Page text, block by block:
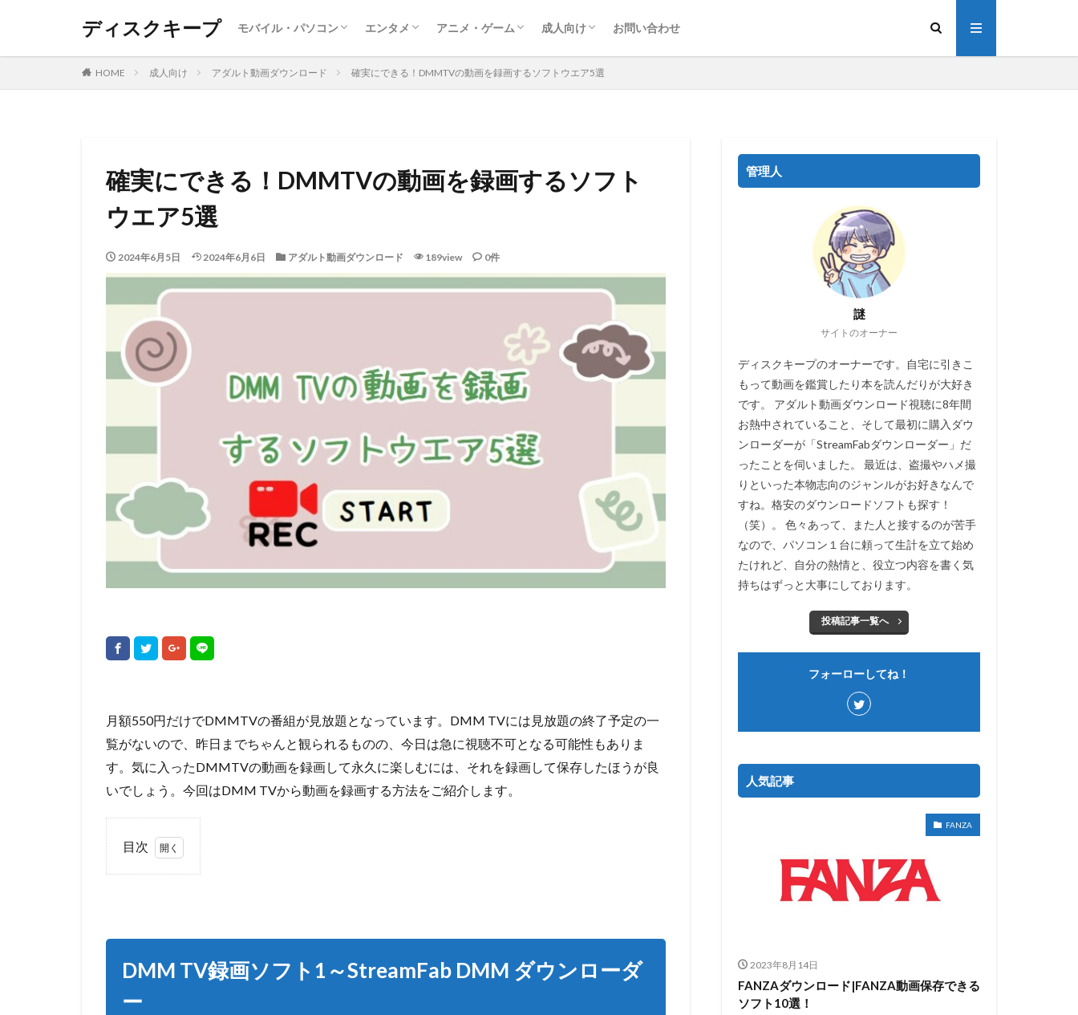
ディスクキープ モバイル・パソコン
Android
Iphone ・Ipad
SNS
レポート
Windows
MAC
DVD・BD
エンタメ
映画
ドラマ
レポート
音楽
動画配信サービス
アニメ・ゲーム
漫画
ゲーム
アニメ
成人向け
アダルト動画ダウンロード
アダルトサイト情報
FANZA
お問い合わせ
HOME 成人向け アダルト動画ダウンロード 確実にできる！DMMTVの動画を録画するソフトウエア5選
確実にできる！DMMTVの動画を録画するソフト
ウエア5選
2024年6月5日 2024年6月6日 アダルト動画ダウンロード 189view 0件
月額550円だけでDMMTVの番組が見放題となっています。DMM TVには見放題の終了予定の一
覧がないので、昨日までちゃんと観られるものの、今日は急に視聴不可となる可能性もありま
す。気に入ったDMMTVの動画を録画して永久に楽しむには、それを録画して保存したほうが良
いでしょう。今回はDMM TVから動画を録画する方法をご紹介します。
目次
DMM ダウ
1.1
DMM TV録画ソフト1～StreamFab DMM ダウンローダ
ー
管理人
謎
サイトのオーナー
ディスクキープのオーナーです。自宅に引きこ
もって動画を鑑賞したり本を読んだりが大好き
です。 アダルト動画ダウンロード視聴に8年間
お熱中されていること、そして最初に購入ダウ
ンローダーが「StreamFabダウンローダー」だ
ったことを伺いました。 最近は、盗撮やハメ撮
りといった本物志向のジャンルがお好きなんで
すね。格安のダウンロードソフトも探す！
（笑）。 色々あって、また人と接するのが苦手
なので、パソコン１台に頼って生計を立て始め
たけれど、自分の熱情と、役立つ内容を書く気
持ちはずっと大事にしております。
投稿記事一覧へ
フォーローしてね！
人気記事
FANZA
2023年8月14日
FANZAダウンロード|FANZA動画保存できる
ソフト10選！